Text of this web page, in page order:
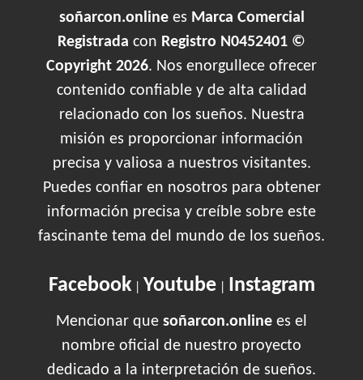
soñarcon.onlinees Marca Comercial
Registrada con Registro N0452401 ©
Copyright 2026. Nos enorgullece ofrecer
contenido confiable y de alta calidad
relacionado con los sueños. Nuestra
misión es proporcionar información
precisa y valiosa a nuestros visitantes.
Puedes confiar en nosotros para obtener
información precisa y creíble sobre este
fascinante tema del mundo de los sueños.
Facebook| Youtube| Instagram
Mencionar que soñarcon.online es el
nombre oficial de nuestro proyecto
dedicado a la interpretación de sueños.